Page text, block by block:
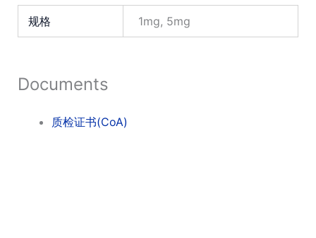
规格 1mg, 5mg
Documents
质检证书(CoA)